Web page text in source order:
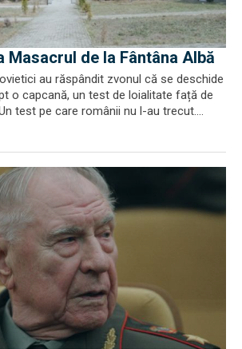
Masacrul de la Fântâna Albă
au răspândit zvonul că se deschide
o capcană, un test de loialitate față de
test pe care românii nu l-au trecut....